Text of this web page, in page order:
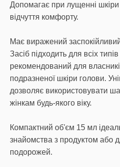
Допомагає при лущенні
відчуття комфорту.
Має виражений
Засіб підходить для всіх
рекомендований для
подразненої шкіри голови.
дозволяє використовувати
жінкам будь-якого віку.
Компактний об'єм 15 мл
знайомства з продуктом або
подорожей.